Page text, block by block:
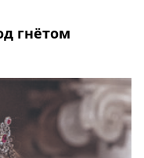
гнётом